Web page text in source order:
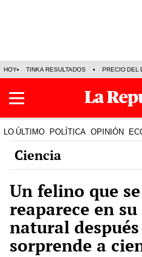
HOY TINKA RESULTADOS PRECIO DEL
LO ÚLTIMO POLÍTICA OPINIÓN
Ciencia
Un felino que
reaparece en
natural
sorprende a